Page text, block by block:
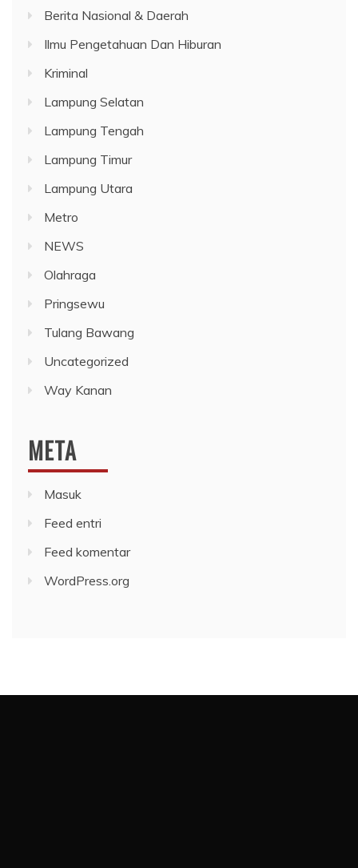
Berita Nasional & Daerah
Ilmu Pengetahuan Dan Hiburan
Kriminal
Lampung Selatan
Lampung Tengah
Lampung Timur
Lampung Utara
Metro
NEWS
Olahraga
Pringsewu
Tulang Bawang
Uncategorized
Way Kanan
META
Masuk
Feed entri
Feed komentar
WordPress.org